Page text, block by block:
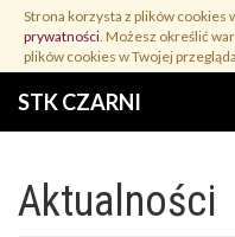
Przejdź
treści
Strona korzysta z plików cookies
prywatności. Możesz określić
plików cookies w Twojej
STK CZARNI
Aktualności